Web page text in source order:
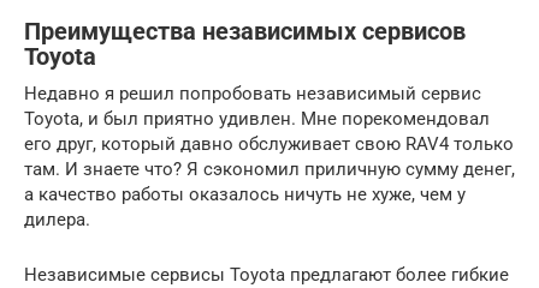
Преимущества независимых сервисов
Toyota
Недавно я решил попробовать независимый сервис
Toyota, и был приятно удивлен. Мне порекомендовал
его друг, который давно обслуживает свою RAV4 только
там. И знаете что? Я сэкономил приличную сумму денег,
а качество работы оказалось ничуть не хуже, чем у
дилера.
Независимые сервисы Toyota предлагают более гибкие